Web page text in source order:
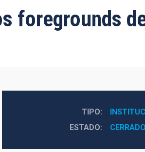
foregrounds
TIPO
ESTADO
CERRADO